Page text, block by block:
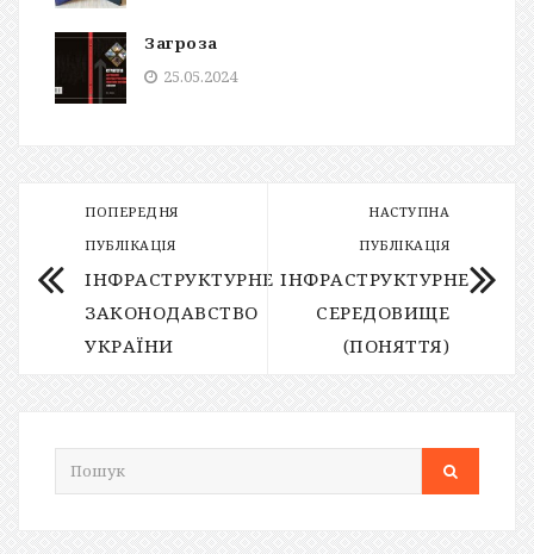
Загроза
25.05.2024
ПОПЕРЕДНЯ
ПУБЛІКАЦІЯ
ІНФРАСТРУКТУРНЕ
ЗАКОНОДАВСТВО
УКРАЇНИ
НАСТУПНА
ПУБЛІКАЦІЯ
ІНФРАСТРУКТУРНЕ
СЕРЕДОВИЩЕ
(ПОНЯТТЯ)